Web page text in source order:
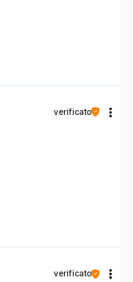
verificato
verificato